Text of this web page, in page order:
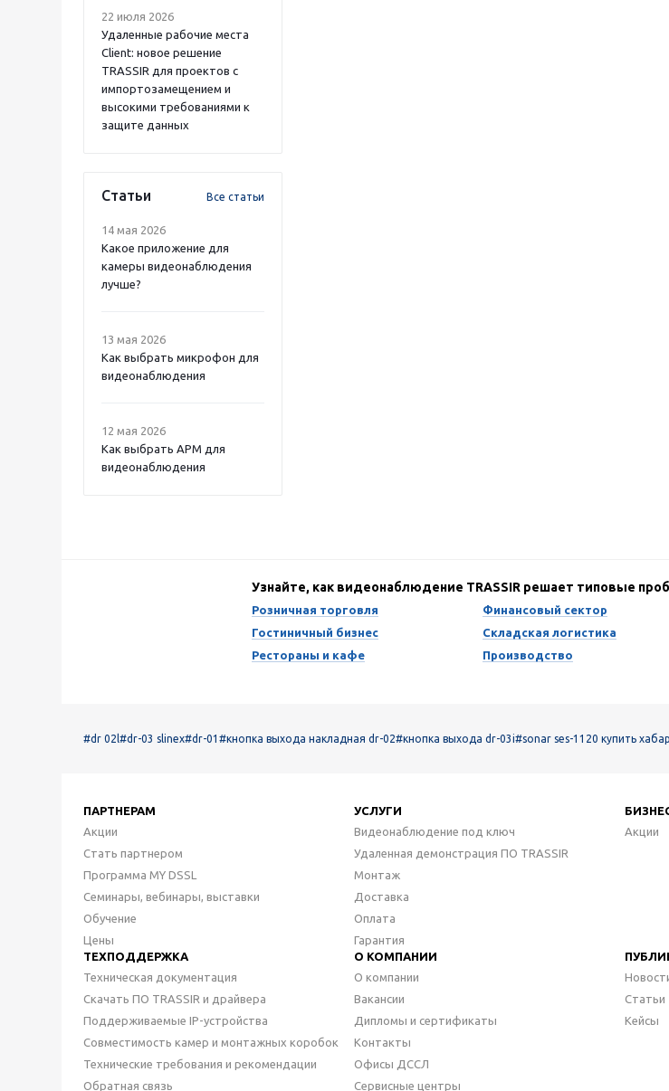
22 июля 2026
Удаленные рабочие места
Client: новое решение
TRASSIR для проектов с
импортозамещением и
высокими требованиями к
защите данных
Статьи Все статьи
14 мая 2026
Какое приложение для
камеры видеонаблюдения
лучше?
13 мая 2026
Как выбрать микрофон для
видеонаблюдения
12 мая 2026
Как выбрать APM для
видеонаблюдения
Узнайте, как видеонаблюдение TRASSIR решает типовые
Розничная торговля
Гостиничный бизнес
Рестораны и кафе
Финансовый сектор
Складская логистика
Производство
#dr 02l#dr-03 slinex#dr-01 #кнопка выхода накладная dr-02#кнопка выхода dr-03i#sonar ses-1120 купить
ПАРТНЕРАМ
Акции
Стать партнером
Программа MY DSSL
Семинары, вебинары, выставки
Обучение
Цены
УСЛУГИ
Видеонаблюдение под ключ
Удаленная демонстрация ПО TRASSIR
Монтаж
Доставка
Оплата
Гарантия
Акции
ТЕХПОДДЕРЖКА
Техническая документация
Скачать ПО TRASSIR и драйвера
Поддерживаемые IP-устройства
Совместимость камер и монтажных коробок
Технические требования и рекомендации
Обратная связь
О КОМПАНИИ
О компании
Вакансии
Дипломы и сертификаты
Контакты
Офисы ДССЛ
Сервисные центры
Статьи
Кейсы